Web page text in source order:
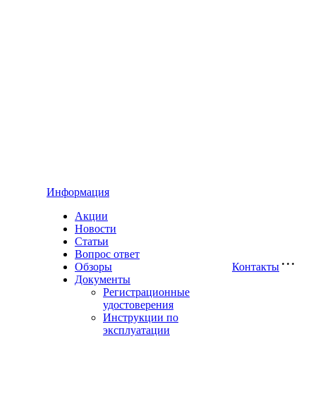
Информация
Акции
Новости
Статьи
Вопрос ответ
Обзоры
Документы
Регистрационные
удостоверения
Инструкции по
эксплуатации
Контакты